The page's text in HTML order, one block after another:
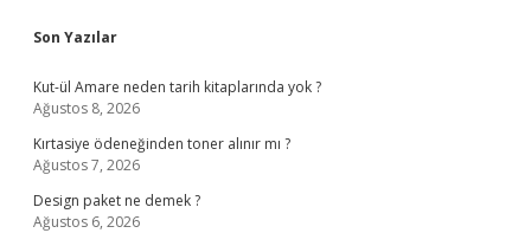
Sidebar
Son Yazılar
Kut-ül Amare neden tarih kitaplarında yok ?
Ağustos 8, 2026
Kırtasiye ödeneğinden toner alınır mı ?
Ağustos 7, 2026
Design paket ne demek ?
Ağustos 6, 2026